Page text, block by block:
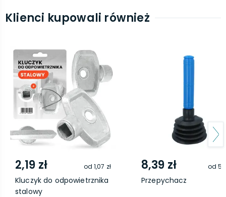
Klienci kupowali również
2,19 zł od1,07 zł
Kluczyk do odpowietrznika
stalowy
8,39 zł od
Przepychacz